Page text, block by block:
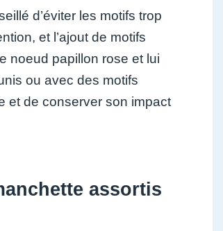
d’éviter les motifs trop
et l’ajout de motifs
noeud papillon rose et lui
ou avec des motifs
et de conserver son impact
assortis